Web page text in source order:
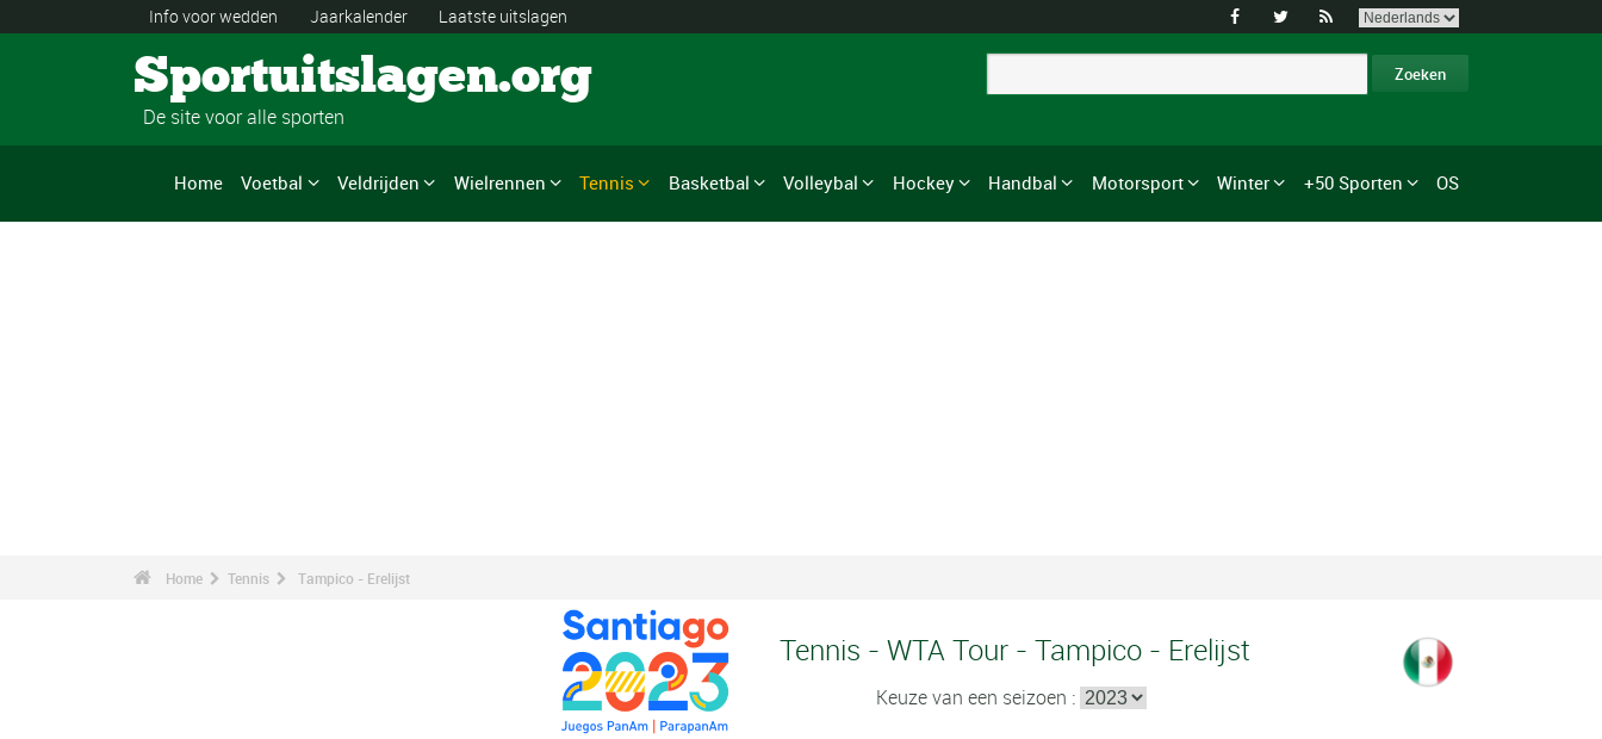
Info voor wedden Jaarkalender Laatste uitslagen   
Sportuitslagen.org
De site voor alle sporten
Home Voetbal Veldrijden Wielrennen Tennis Basketbal Volleybal Hockey Handbal Motorsport Winter +50 Sporten OS
Home Tennis Tampico - Erelijst
Tennis - WTA Tour - Tampico - Erelijst
Keuze van een seizoen :